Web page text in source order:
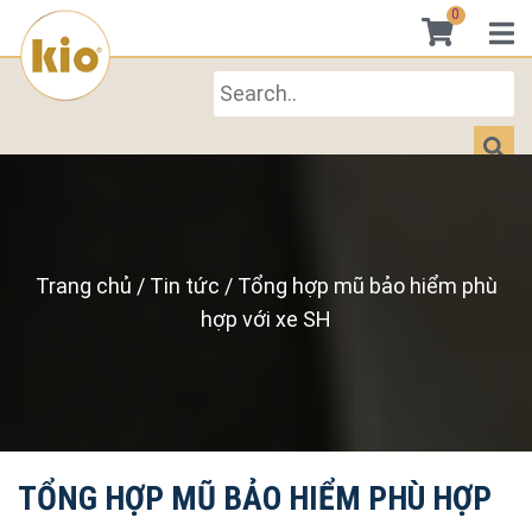
0
Trang chủ / Tin tức / Tổng hợp mũ bảo hiểm phù
hợp với xe SH
TỔNG HỢP MŨ BẢO HIỂM PHÙ HỢP